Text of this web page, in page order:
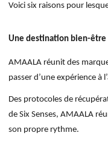
Voici six raisons pour
Une destination bien-être
AMAALA réunit des
passer d’une expérience
Des protocoles de
de Six Senses, AMAALA
son propre rythme.